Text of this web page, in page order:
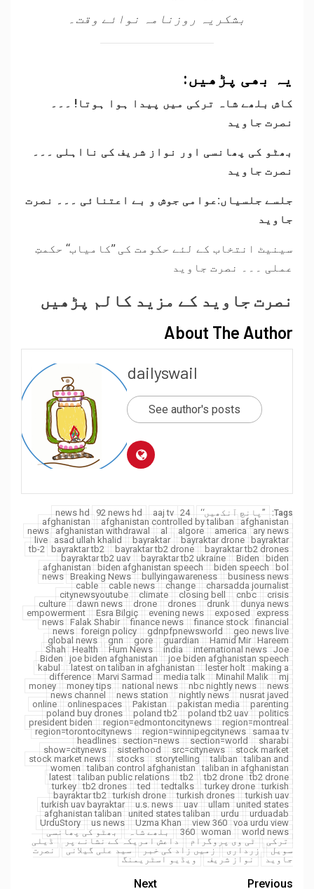
بشکریہ روزنامہ نوائے وقت۔
یہ بھی پڑھیں:
کاش بلھے شاہ ترکی میں پیدا ہوا ہوتا! ۔۔۔
نصرت جاوید
بھٹو کی پھانسی اور نواز شریف کی نااہلی ۔۔۔
نصرت جاوید
جلسے جلسیاں:عوامی جوش و بے اعتنائی ۔۔۔ نصرت
جاوید
سینیٹ انتخاب کے لئے حکومت کی ’’کامیاب‘‘ حکمتِ
عملی ۔۔۔ نصرت جاوید
نصرت جاوید کے مزید کالم پڑھیں
About The Author
dailyswail
See author's posts
Tags: ’’پانچ آنکھیں‘‘ 24 news hd
92 news hd
aaj tv
afghanistan
afghanistan controlled by taliban
afghanistan
news afghanistan withdrawal al algore america
ary news
live asad ullah khalid bayraktar bayraktar drone bayraktar
tb-2
bayraktar tb2 bayraktar tb2 drone
bayraktar tb2 drones
bayraktar tb2 uav
bayraktar tb2 ukraine Biden
biden
afghanistan
biden afghanistan speech biden speech
bol
news Breaking News bullyingawareness
business news
cable
cable news change
charsadda journalist
citynewsyoutube
climate closing bell cnbc
crisis
culture
dawn news drone drones drunk
dunya news
empowerment
Esra Bilgiç evening news exposed
express
news Falak Shabir finance news finance stock
financial
news foreign policy gdnpfpnewsworld
geo news live
global news
gnn gore guardian Hamid Mir Hareem
Shah
Health Hum News india international news Joe
Biden
joe biden afghanistan
joe biden afghanistan speech
kabul
latest on taliban in afghanistan lester holt making a
difference Marvi Sarmad media talk Minahil Malik
mj
money
money tips national news nbc nightly news
news
news channel
news station nightly news
nusrat javed
online
onlinespaces Pakistan pakistan media
parenting
poland buy drones
poland tb2 poland tb2 uav
politics
president biden
region=edmontoncitynews
region=montreal
region=torontocitynews
region=winnipegcitynews
samaa tv
headlines
section=news section=world
sharabi
show=citynews
sisterhood src=citynews
stock market
stock market news
stocks storytelling taliban
taliban and
women
taliban control afghanistan
taliban in afghanistan
latest taliban public relations tb2 tb2 drone tb2 drone
turkey tb2 drones ted tedtalks turkey drone turkish
bayraktar tb2
turkish drone turkish drones
turkish uav
turkish uav bayraktar
u.s. news uav ullam
united states
afghanistan taliban
united states taliban urdu
urduadab
UrduStory
us news Uzma Khan view 360 voa urdu view
360 woman world news بلھے شاہ
بھٹو کی پھانسی
ترکی
ٹی وی پروگرام داعش امریکہ کے نشانے پر
ڈیلی
سویل
زرداری زمیں زاد کی خبر سید علی گیلانی
نصرت
جاوید
نواز شریف ویڈیو اسٹریمنگ
Previous
Next